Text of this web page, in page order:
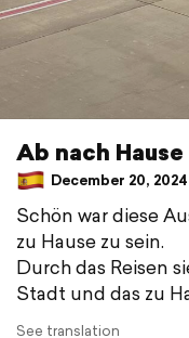
Ab nach Hause
December 20,
Schön war diese
zu Hause zu sein.
Durch das Reisen
Stadt und das zu
See translation